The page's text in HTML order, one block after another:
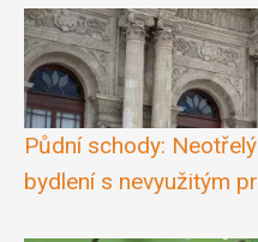
Půdní schody:
bydlení s nevyužitým